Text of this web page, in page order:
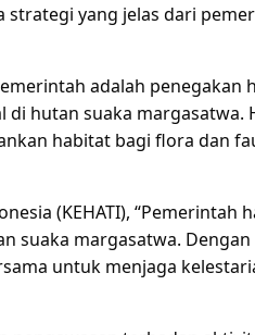
yang jelas dari
adalah penegakan
hutan suaka margasatwa.
habitat bagi flora dan
(KEHATI), “Pemerintah
suaka margasatwa.
untuk menjaga